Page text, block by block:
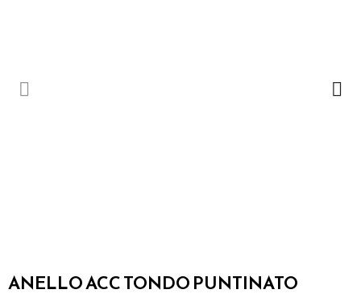
ANELLO ACC TONDO PUNTINATO